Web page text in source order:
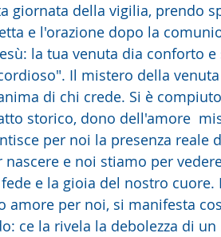
giornata della vigilia, prendo
e l'orazione dopo la
la tua venuta dia conforto
Il mistero della
di chi crede. Si è
storico, dono dell'amore
per noi la presenza reale
e noi stiamo per
e la gioia del nostro cuore.
amore per noi, si manifesta
ce la rivela la debolezza di